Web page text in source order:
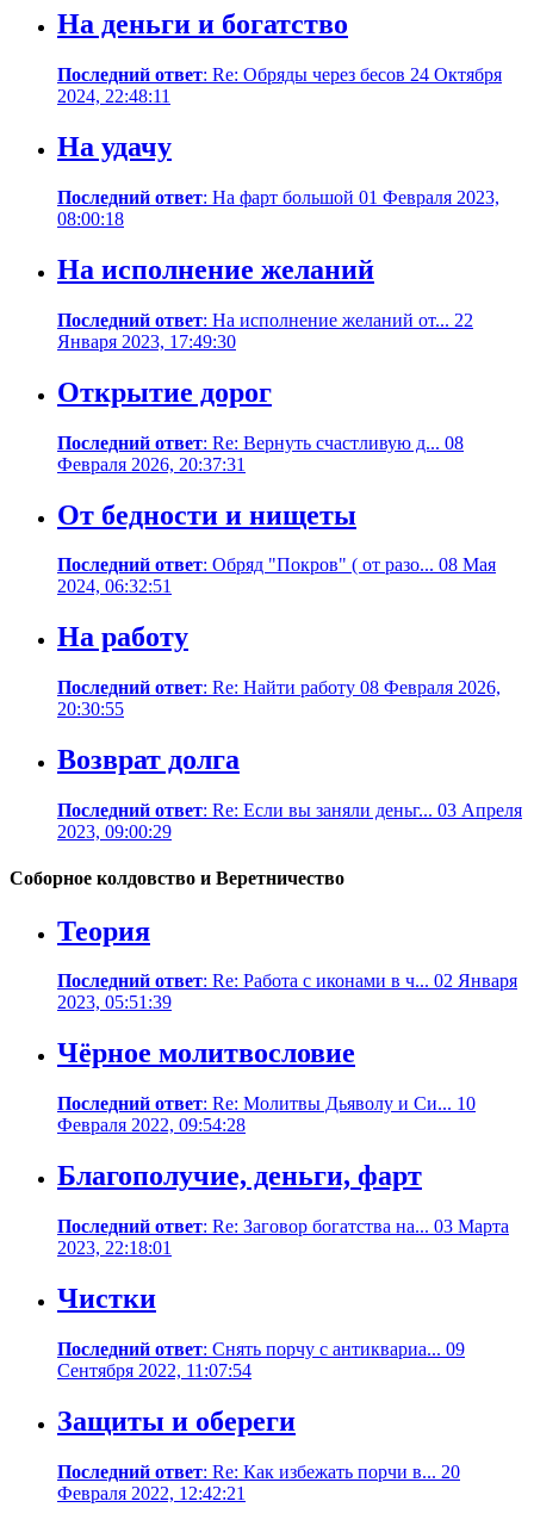
На деньги и богатство
Последний ответ: Re: Обряды через бесов 24 Октября
2024, 22:48:11
На удачу
Последний ответ: На фарт большой 01 Февраля 2023,
08:00:18
На исполнение желаний
Последний ответ: На исполнение желаний от... 22
Января 2023, 17:49:30
Открытие дорог
Последний ответ: Re: Вернуть счастливую д... 08
Февраля 2026, 20:37:31
От бедности и нищеты
Последний ответ: Обряд "Покров" ( от разо... 08 Мая
2024, 06:32:51
На работу
Последний ответ: Re: Найти работу 08 Февраля 2026,
20:30:55
Возврат долга
Последний ответ: Re: Если вы заняли деньг... 03 Апреля
2023, 09:00:29
Соборное колдовство и Веретничество
Теория
Последний ответ: Re: Работа с иконами в ч... 02 Января
2023, 05:51:39
Чёрное молитвословие
Последний ответ: Re: Молитвы Дьяволу и Си... 10
Февраля 2022, 09:54:28
Благополучие, деньги, фарт
Последний ответ: Re: Заговор богатства на... 03 Марта
2023, 22:18:01
Чистки
Последний ответ: Снять порчу с антиквариа... 09
Сентября 2022, 11:07:54
Защиты и обереги
Последний ответ: Re: Как избежать порчи в... 20
Февраля 2022, 12:42:21